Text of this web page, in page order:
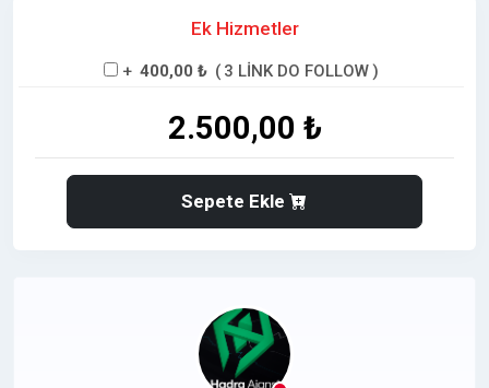
Ek Hizmetler
+ 400,00 ₺ ( 3 LİNK DO FOLLOW)
2.500,00 ₺
Sepete Ekle